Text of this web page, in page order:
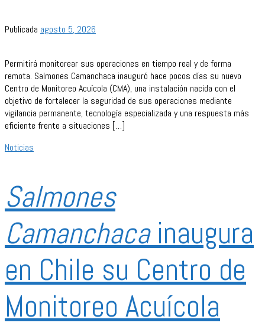
Publicada agosto 5, 2026
Permitirá monitorear sus operaciones en tiempo real y de forma
remota. Salmones Camanchaca inauguró hace pocos días su nuevo
Centro de Monitoreo Acuícola (CMA), una instalación nacida con el
objetivo de fortalecer la seguridad de sus operaciones mediante
vigilancia permanente, tecnología especializada y una respuesta más
eficiente frente a situaciones […]
Noticias
Salmones
Camanchacainaugura
en Chile su Centro de
Monitoreo Acuícola